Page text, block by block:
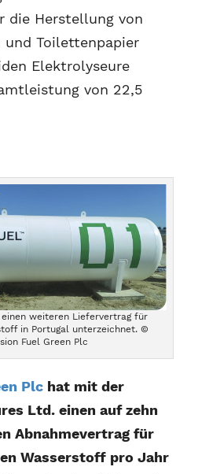
die Herstellung von
und Toilettenpapier
Elektrolyseure
von 22,5
einen weiteren Liefervertrag für
in Portugal unterzeichnet. ©
Fuel Green Plc
Plchat mit der
Ltd. einen auf zehn
Abnahmevertrag für
Wasserstoff pro Jahr